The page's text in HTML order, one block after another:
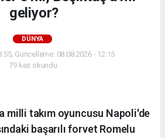
geliyor?
DÜNYA
Güncelleme: 08.08.2026 - 12:15
79 kez okundu.
milli takım oyuncusu Napoli'de
başarılı forvet Romelu